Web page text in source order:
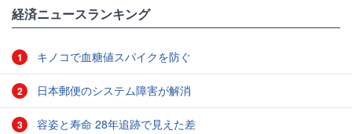
経済ニュースランキング
1 キノコで血糖値スパイクを防ぐ
2 日本郵便のシステム障害が解消
3 容姿と寿命 28年追跡で見えた差